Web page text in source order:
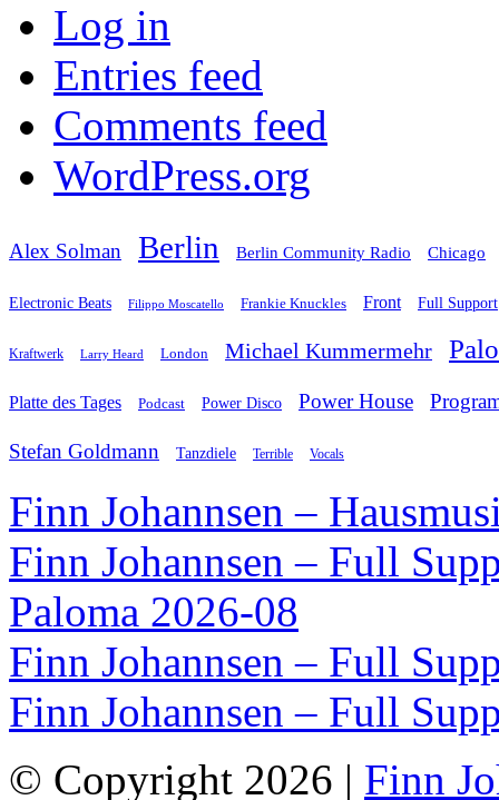
Log in
Entries feed
Comments feed
WordPress.org
Alex Solman Berlin Berlin Community Radio Chicago
Electronic Beats Filippo Moscatello Frankie Knuckles Front Full Support
Kraftwerk Larry Heard London Michael Kummermehr
Platte des Tages Podcast Power Disco Power House
Stefan Goldmann Tanzdiele Terrible Vocals
Finn Johannsen –
Finn Johannsen – Full
Paloma 2026-08
Finn Johannsen – Full
Finn Johannsen – Full
© Copyright 2026 | Finn